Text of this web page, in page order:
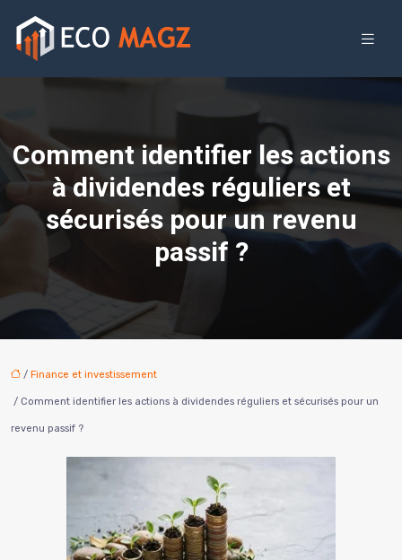
Comment identifier les actions
à dividendes réguliers et
sécurisés pour un revenu
passif ?
/ Finance et investissement
/ Comment identifier les actions à dividendes réguliers et sécurisés pour un
revenu passif ?